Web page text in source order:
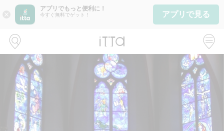
close
アプリでもっと便利に！
今すぐ無料でゲット！ アプリで見る